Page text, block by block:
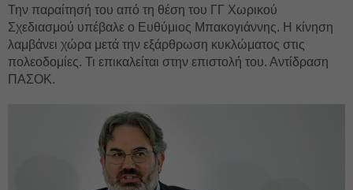
Την παραίτησή του από τη θέση του ΓΓ Χωρικού
Σχεδιασμού υπέβαλε ο Ευθύμιος Μπακογιάννης. Η κίνηση
λαμβάνει χώρα μετά την εξάρθρωση κυκλώματος στις
πολεοδομίες. Τι επικαλείται στην επιστολή του. Αντίδραση
ΠΑΣΟΚ.